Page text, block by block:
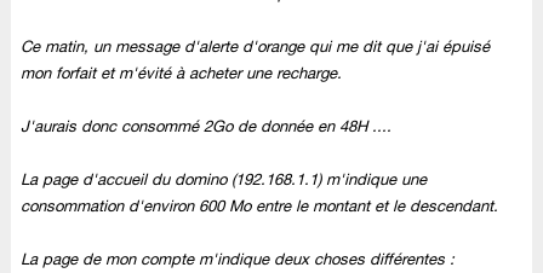
Ce matin, un message d'alerte d'orange qui me dit que j'ai épuisé
mon forfait et m'évité à acheter une recharge.
J'aurais donc consommé 2Go de donnée en 48H ....
La page d'accueil du domino (192.168.1.1) m'indique une
consommation d'environ 600 Mo entre le montant et le descendant.
La page de mon compte m'indique deux choses différentes :